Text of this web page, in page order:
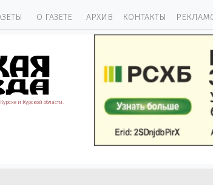
О ГАЗЕТЕ АРХИВ КОНТАКТЫ
и Курской области.